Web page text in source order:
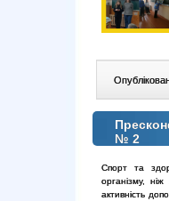
№ 2
Спорт та
організму,
активність